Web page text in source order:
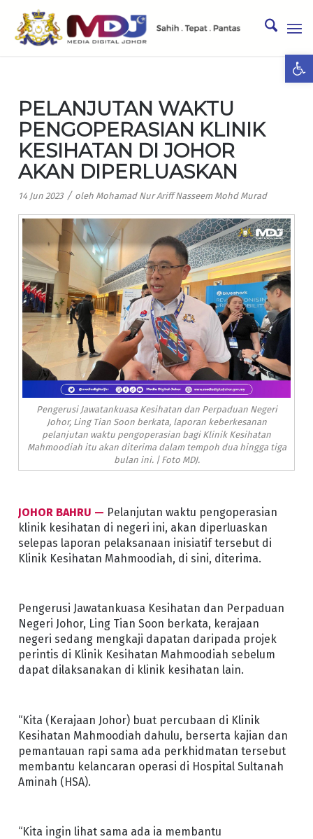
PELANJUTAN WAKTU
PENGOPERASIAN KLINIK
KESIHATAN DI JOHOR
AKAN DIPERLUASKAN
14 Jun 2023 / oleh Mohamad Nur Ariff Nasseem Mohd Murad
Pengerusi Jawatankuasa Kesihatan dan Perpaduan Negeri
Johor, Ling Tian Soon berkata, laporan keberkesanan
pelanjutan waktu pengoperasian bagi Klinik Kesihatan
Mahmoodiah itu akan diterima dalam tempoh dua hingga tiga
bulan ini. | Foto MDJ.
JOHOR BAHRU — Pelanjutan waktu pengoperasian
klinik kesihatan di negeri ini, akan diperluaskan
selepas laporan pelaksanaan inisiatif tersebut di
Klinik Kesihatan Mahmoodiah, di sini, diterima.
Pengerusi Jawatankuasa Kesihatan dan Perpaduan
Negeri Johor, Ling Tian Soon berkata, kerajaan
negeri sedang mengkaji dapatan daripada projek
perintis di Klinik Kesihatan Mahmoodiah sebelum
dapat dilaksanakan di klinik kesihatan lain.
“Kita (Kerajaan Johor) buat percubaan di Klinik
Kesihatan Mahmoodiah dahulu, berserta kajian dan
pemantauan rapi sama ada perkhidmatan tersebut
membantu kelancaran operasi di Hospital Sultanah
Aminah (HSA).
“Kita ingin lihat sama ada ia membantu